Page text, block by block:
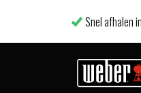
Snel afhalen